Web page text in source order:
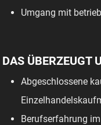
Umgang mit
DAS ÜBERZEUGT
Abgeschlossene
Berufserfahrung